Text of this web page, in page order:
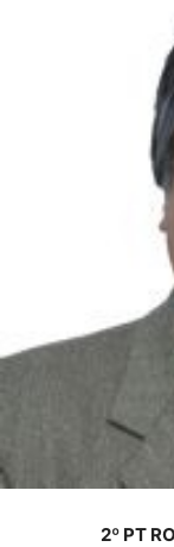
2º PT